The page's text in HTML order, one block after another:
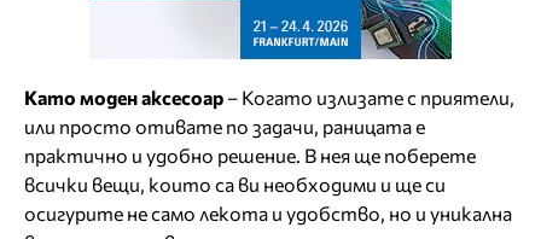
Като моден аксесоар – Когато излизате с приятели,
или просто отивате по задачи, раницата е
практично и удобно решение. В нея ще поберете
всички вещи, които са ви необходими и ще си
осигурите не само лекота и удобство, но и уникална